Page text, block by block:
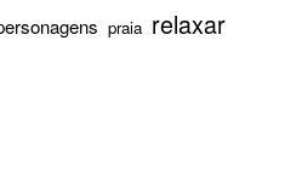
praia relaxar